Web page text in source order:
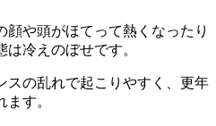
顔や頭がほてって熱くなったり
冷えのぼせです。
スの乱れで起こりやすく、更年
す。